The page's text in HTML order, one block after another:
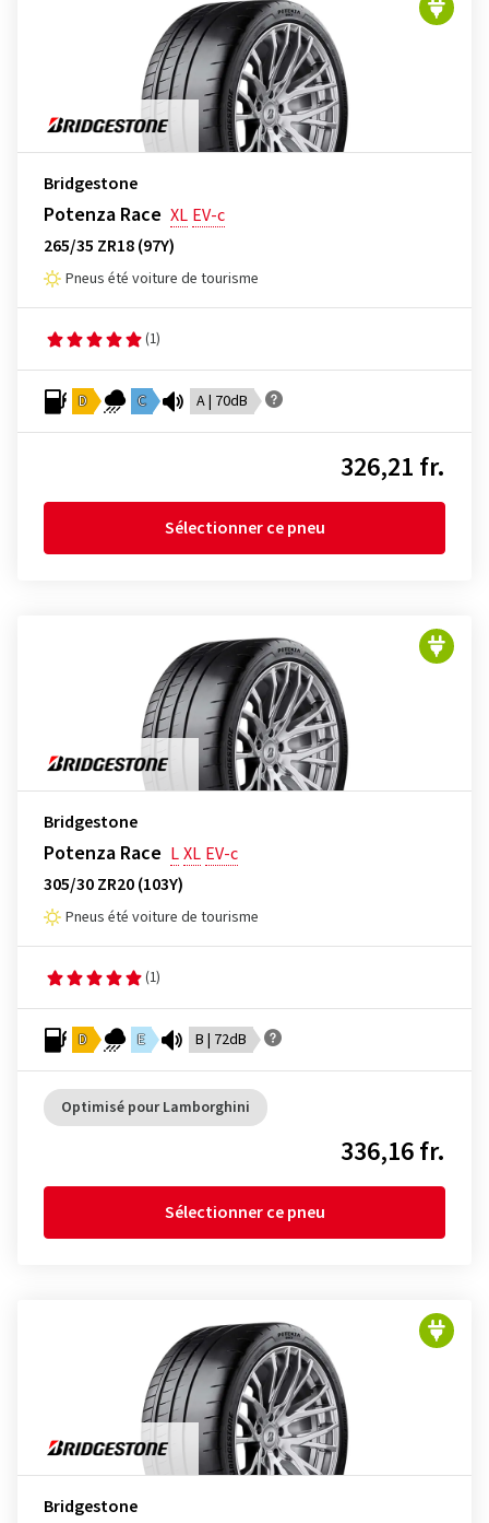
Bridgestone
Potenza Race XL EV-c
265/35 ZR18 (97Y)
Pneus été voiture de tourisme
(1)
D C A | 70dB
326,21 fr.
Sélectionner ce pneu
Bridgestone
Potenza Race LXL EV-c
305/30 ZR20 (103Y)
Pneus été voiture de tourisme
(1)
D E B | 72dB
Optimisé pour Lamborghini
336,16 fr.
Sélectionner ce pneu
Bridgestone